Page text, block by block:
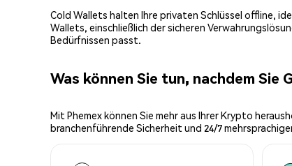
Cold Wallets halten Ihre privaten Schlüssel offline,
Wallets, einschließlich der sicheren
Bedürfnissen passt.
Was können Sie tun, nachdem
Mit Phemex können Sie mehr aus Ihrer Krypto
branchenführende Sicherheit und 24/7